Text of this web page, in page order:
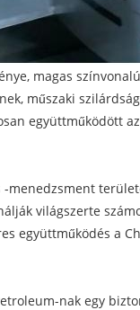
magas
műszaki
együttműködött
világszerte
együttműködés a
nak egy